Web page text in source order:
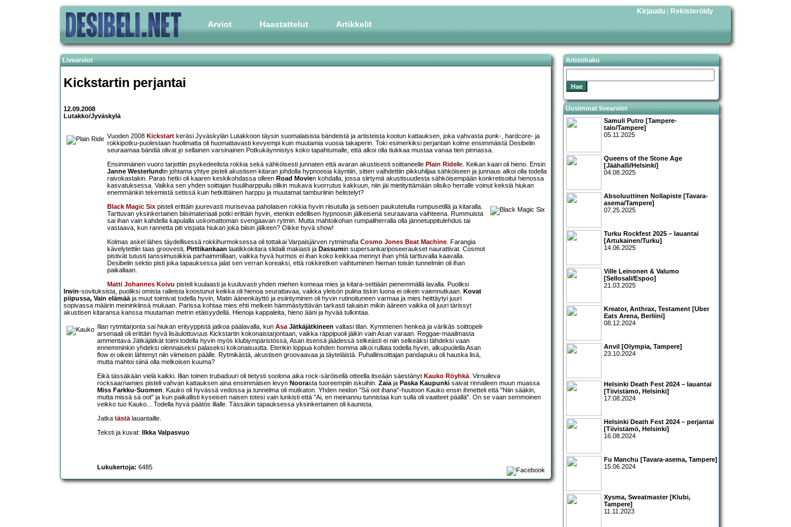
Arviot Haastattelut Artikkelit
Kirjaudu | Rekisteröidy
Livearviot
Kickstartin perjantai
12.09.2008
Lutakko/Jyväskylä
Vuoden 2008 Kickstart keräsi Jyväskylän Lutakkoon täysin suomalaisista bändeistä ja artisteista kootun kattauksen, joka vahvasta punk-, hardcore- ja
rokkipotku-puolestaan huolimatta oli huomattavasti kevyempi kuin muutamia vuosia takaperin. Toki esimerkiksi perjantain kolme ensimmäistä Desibelin
seuraamaa bändiä olivat jo sellainen varsinainen Potkukäynnistys koko tapahtumalle, että alkoi olla tiukkaa mustaa vanaa tien pinnassa.
Ensimmäinen vuoro tarjottiin psykedeelista rokkia sekä sähköisesti junnaten että avaran akustisesti soittaneelle Plain Ride lle. Keikan kaari oli hieno. Ensin
Janne Westerlundin johtama yhtye pisteli akustisen kitaran johdolla hypnoosia käyntiin, sitten vaihdettiin pikkuhiljaa sähköiseen ja junnaus alkoi olla todella
raivokastakin. Paras hetki oli kaaren keskikohdassa olleen Road Movien kohdalla, jossa siirtymä akustisuudesta sähköisempään konkretisoitui hienossa
kasvatuksessa. Vaikka sen yhden soittajan huuliharppuilu olikin mukava kuorrutus kakkuun, niin jäi mietityttämään olisiko herralle voinut keksiä hiukan
enemmänkin tekemistä setissä kuin hetkittäinen harppu ja muutamat tamburiinin helistelyt?
Black Magic Six pisteli erittäin juurevasti murisevaa paholaisen rokkia hyvin riisutulla ja seisoen paukutetulla rumpusetillä ja kitaralla.
Tarttuvan yksinkertainen biisimateriaali potki erittäin hyvin, etenkin edellisen hypnoosin jälkeisenä seuraavana vaihteena. Rummuista
sai ihan vain kahdella kapulalla uskomattoman svengaavan rytmin. Mutta mahtoikohan rumpaliherralla olla jännetuppitulehdus tai
vastaava, kun rannetta piti vispata hiukan joka biisin jälkeen? Oikke hyvä show!
Kolmas askel lähes täydellisessä rokkihurmoksessa oli tottakai Varpaisjärven rytmimafia Cosmo Jones Beat Machine. Farangia
kävelytettiin taas groovesti, Pirttikankaan laatikkokitara slidaili makiasti ja Dassumin supersankariposeeraukset naurattivat. Cosmot
pistivät tutusti tanssimusiikkia parhaimmillaan, vaikka hyvä hurmos ei ihan koko keikkaa mennyt ihan yhtä tarttuvalla kaavalla.
Desibelin sektio pisti joka tapauksessa jalat sen verran koreaksi, että rokkiretken vaihtuminen hieman toisiin tunnelmiin oli ihan
paikallaan.
Matti Johannes Koivu pisteli kuulaasti ja kuuluvasti yhden miehen komeaa mies ja kitara-settiään pienemmällä lavalla. Puoliksi
Irwin-sovituksista, puoliksi omista ralleista koostunut keikka oli hienoa seurattavaa, vaikka yleisön pulina tiskin luona ei oikein vaiennutkaan. Kovat
piipussa, Vain elämääja muut toimivat todella hyvin, Matin äänenkäyttö ja esiintyminen oli hyvin rutinoituneen varmaa ja mies heittäytyi juuri
sopivassa määrin meininkiinsä mukaan. Parissa kohtaa mies ehti melkein hämmästyttävän tarkasti takaisin mikin ääreen vaikka oli juuri tärissyt
akustisen kitaransa kanssa muutaman metrin etäisyydellä. Hienoja kappaleita, hieno ääni ja hyvää tulkintaa.
Illan rytmitarjonta sai hiukan erityyppistä jatkoa päälavalla, kun Asa Jätkäjätkineen valtasi tilan. Kymmenen henkeä ja värikäs soittopeli-
arsenaali oli erittäin hyvä lisäulottuvuus Kickstartin kokonaistarjontaan, vaikka räppipuoli jäikin vain Asan varaan. Reggae-maailmasta
ammentava Jätkäjätkät toimi todella hyvin myös klubiympäristössä, Asan itsensä jäädessä selkeästi ei niin selkeäksi tähdeksi vaan
ennemminkin yhdeksi olennaiseksi palaseksi kokonaisuutta. Etenkin loppua kohden homma alkoi rullata todella hyvin, alkupuolella Asan
flow ei oikein lähtenyt niin viimeisen päälle. Rytmikästä, akustisen groovaavaa ja täyteläistä. Puhallinsoittajan pandapuku oli hauska lisä,
mutta mahtoi siinä olla melkoisen kuuma?
Eikä tässäkään vielä kaikki. Illan toinen trubaduuri oli tietysti soolona aika rock-säröisellä otteella itseään säestänyt Kauko Röyhkä. Virnuileva
rocksaarnamies pisteli vahvan kattauksen aina ensimmäisen levyn Noorasta tuoreempiin iskuihin. Zaiaja Paska Kaupunki saivat rinnalleen muun muassa
Miss Farkku-Suomen. Kauko oli hyvässä vedossa ja tunnelma oli mutkaton. Yhden neidon "Sä oot ihana"-huutoon Kauko ensin ihmetteli että "Niin sääkin,
mutta missä sä oot" ja kun paikallisti kyseisen naisen totesi vain lunkisti että "Ai, en meinannu tunnistaa kun sulla oli vaatteet päällä". On se vaan semmoinen
veikko tuo Kauko... Todella hyvä päätös illalle. Tässäkin tapauksessa yksinkertainen oli kaunista.
Jatka tästälauantaille.
Teksti ja kuvat:
Ilkka Valpasvuo
Lukukertoja: 6485
Artistihaku
Uusimmat livearviot
Samuli Putro [Tampere-
talo/Tampere]
05.11.2025
Queens of the Stone Age
[Jäähalli/Helsinki]
04.08.2025
Absoluuttinen Nollapiste [Tavara-
asema/Tampere]
07.25.2025
Turku Rockfest 2025 – lauantai
[Artukainen/Turku]
14.06.2025
Ville Leinonen & Valumo
[Sellosali/Espoo]
21.03.2025
Kreator, Anthrax, Testament [Uber
Eats Arena, Berliini]
08.12.2024
Anvil [Olympia, Tampere]
23.10.2024
Helsinki Death Fest 2024 – lauantai
[Tiivistämö, Helsinki]
17.08.2024
Helsinki Death Fest 2024 – perjantai
[Tiivistämö, Helsinki]
16.08.2024
Fu Manchu [Tavara-asema, Tampere]
15.06.2024
Xysma, Sweatmaster [Klubi,
Tampere]
11.11.2023